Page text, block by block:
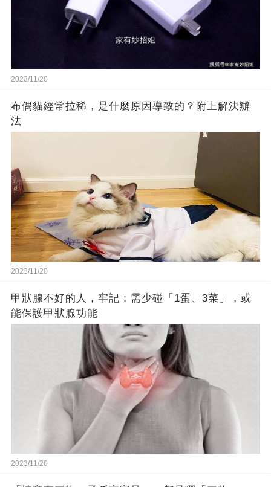
2023/11/20
布偶貓經常拉稀，是什麼原因導致的？附上解決辦
法
2023/11/20
甲狀腺不好的人，牢記：需少碰「1蛋、3菜」，或
能保護甲狀腺功能
2023/11/20